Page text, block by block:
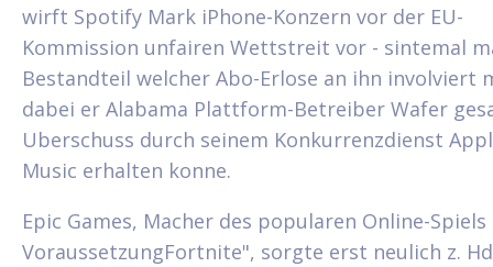
wirft Spotify Mark iPhone-Konzern vor der EU-
Kommission unfairen Wettstreit vor - sintemal
Bestandteil welcher Abo-Erlose an ihn involviert
dabei er Alabama Plattform-Betreiber Wafer
Uberschuss durch seinem Konkurrenzdienst
Music erhalten konne.
Epic Games, Macher des popularen Online-Spiels
VoraussetzungFortnite", sorgte erst neulich z.